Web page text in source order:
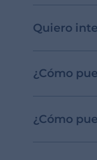
Quiero
¿Cómo
¿Cómo